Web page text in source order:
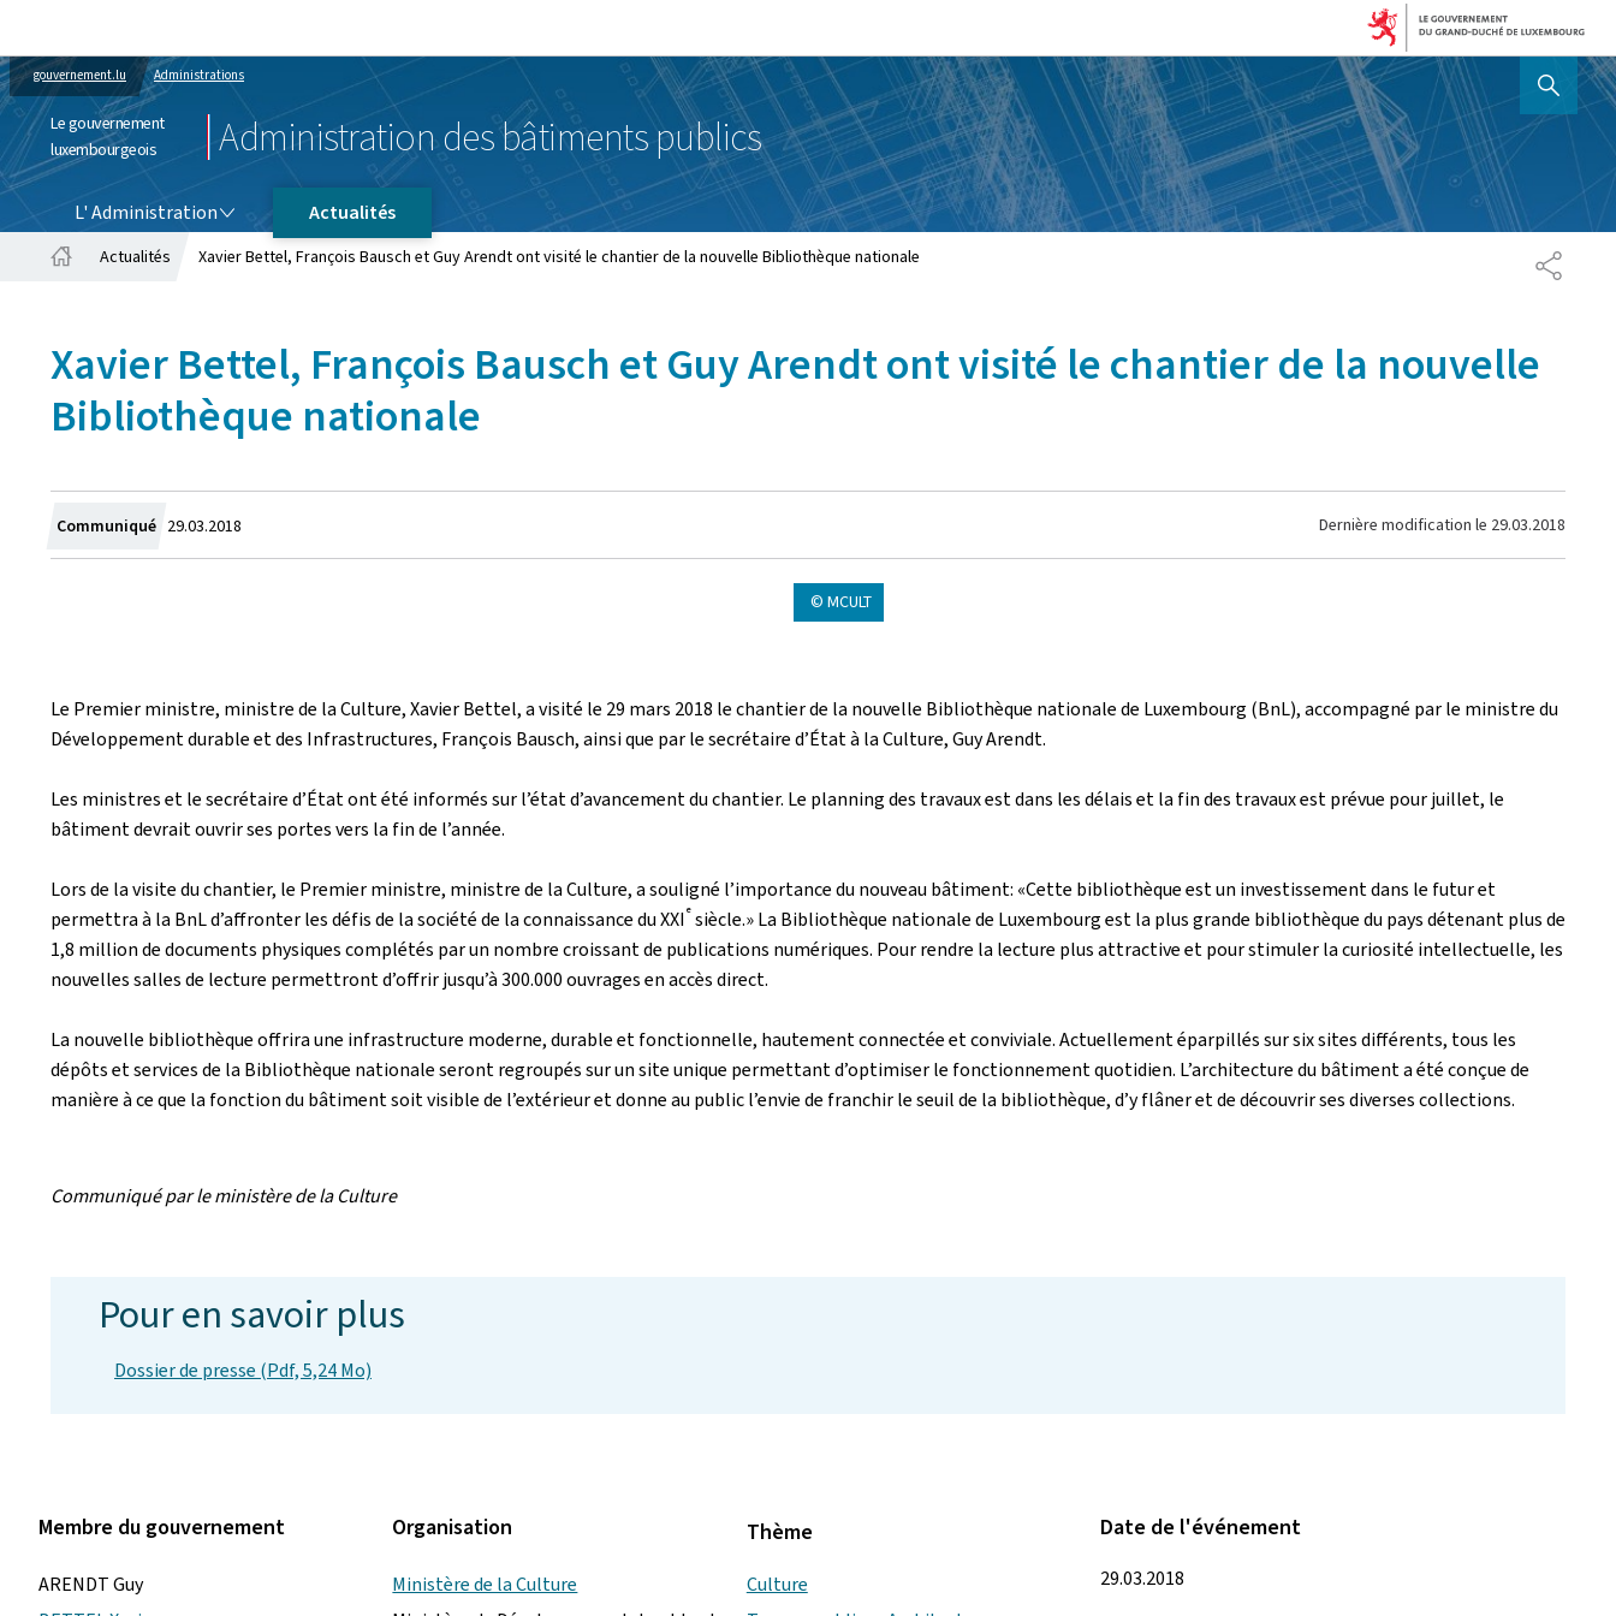
gouvernement.lu Administrations
Le gouvernement
luxembourgeois
Administration des bâtiments publics
AFFICHER / MASQUER
L' Administration
Actualités
Actualités Xavier Bettel, François Bausch et Guy Arendt ont visité le chantier de la nouvelle Bibliothèque nationale
Xavier Bettel, François Bausch et Guy Arendt ont visité le chantier de la nouvelle
Bibliothèque nationale
Communiqué Crée
le
29.03.2018 Dernière modification le 29.03.2018
© MCULT
Le Premier ministre, ministre de la Culture, Xavier Bettel, a visité le 29 mars 2018 le chantier de la nouvelle Bibliothèque nationale de Luxembourg (BnL), accompagné par le ministre du
Développement durable et des Infrastructures, François Bausch, ainsi que par le secrétaire d’État à la Culture, Guy Arendt.
Les ministres et le secrétaire d’État ont été informés sur l’état d’avancement du chantier. Le planning des travaux est dans les délais et la fin des travaux est prévue pour juillet, le
bâtiment devrait ouvrir ses portes vers la fin de l’année.
Lors de la visite du chantier, le Premier ministre, ministre de la Culture, a souligné l’importance du nouveau bâtiment: «Cette bibliothèque est un investissement dans le futur et
permettra à la BnL d’affronter les défis de la société de la connaissance du XXIesiècle.» La Bibliothèque nationale de Luxembourg est la plus grande bibliothèque du pays détenant plus de
1,8 million de documents physiques complétés par un nombre croissant de publications numériques. Pour rendre la lecture plus attractive et pour stimuler la curiosité intellectuelle, les
nouvelles salles de lecture permettront d’offrir jusqu’à 300.000 ouvrages en accès direct.
La nouvelle bibliothèque offrira une infrastructure moderne, durable et fonctionnelle, hautement connectée et conviviale. Actuellement éparpillés sur six sites différents, tous les
dépôts et services de la Bibliothèque nationale seront regroupés sur un site unique permettant d’optimiser le fonctionnement quotidien. L’architecture du bâtiment a été conçue de
manière à ce que la fonction du bâtiment soit visible de l’extérieur et donne au public l’envie de franchir le seuil de la bibliothèque, d’y flâner et de découvrir ses diverses collections.
Communiqué par le ministère de la Culture
Pour en savoir plus
Dossier de presse (Pdf, 5,24 Mo)
Membre du gouvernement
ARENDT Guy
Organisation
Ministère de la Culture
Thème
Culture
Date de l'événement
29.03.2018